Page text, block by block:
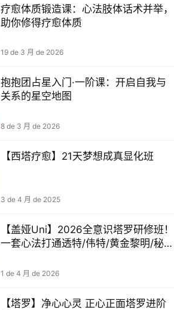
疗愈体质锻造课：心法肢体话术并举，
助你修得疗愈体质
19 de 3 月 de 2026
抱抱团占星入门·一阶课：开启自我与
关系的星空地图
8 de 3 月 de 2026
【西塔‬疗愈】21天梦想‬成真显化班
3 de 4 月 de 2025
【盖娅Uni】2026全意识塔罗研修班！
一套心法打通透特/伟特/黄金黎明/秘教
1 de 4 月 de 2026
【塔罗】净心心灵 正心正面塔罗进阶